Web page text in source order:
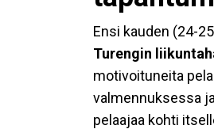
Ensi kauden (24-
Turengin
motivoituneita
valmennuksessa
pelaajaa kohti